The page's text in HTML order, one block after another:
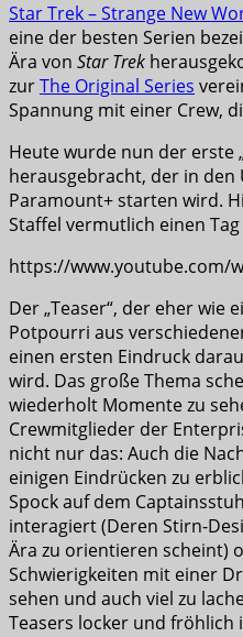
Star Trek – Strange New
eine der besten Serien
Ära von Star Trek
zurThe Original Series
Spannung mit einer Crew,
Heute wurde nun der erste
herausgebracht, der in den
Paramount+ starten wird.
Staffel vermutlich einen
https://www.youtube.com/
Der „Teaser“, der eher wie
Potpourri aus
einen ersten Eindruck
wird. Das große Thema
wiederholt Momente zu
Crewmitglieder der
nicht nur das: Auch die
einigen Eindrücken zu
Spock auf dem
interagiert (Deren Stirn-
Ära zu orientieren scheint)
Schwierigkeiten mit einer
sehen und auch viel zu
Teasers locker und fröhlich